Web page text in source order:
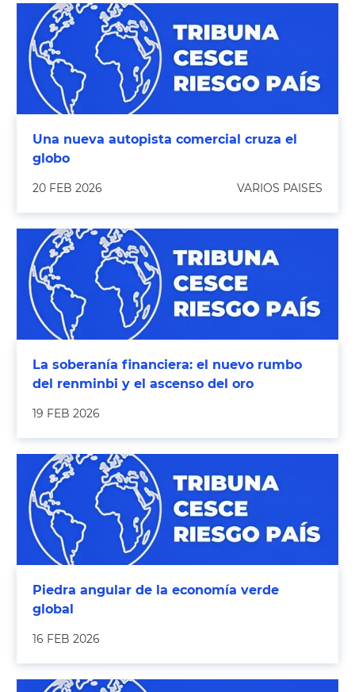
Una nueva autopista comercial cruza el
globo
20 FEB 2026 VARIOS PAISES
La soberanía financiera: el nuevo rumbo
del renminbi y el ascenso del oro
19 FEB 2026
Piedra angular de la economía verde
global
16 FEB 2026